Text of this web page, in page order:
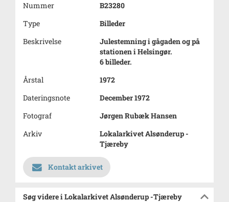
Nummer
B23280
Type
Billeder
Beskrivelse
Julestemning i gågaden og på
stationen i Helsingør.
6 billeder.
Årstal
1972
Dateringsnote
December 1972
Fotograf
Jørgen Rubæk Hansen
Arkiv
Lokalarkivet Alsønderup -
Tjæreby
Kontakt arkivet
Søg videre i Lokalarkivet Alsønderup -Tjæreby